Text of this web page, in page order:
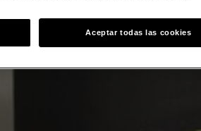
Aceptar todas las cookies